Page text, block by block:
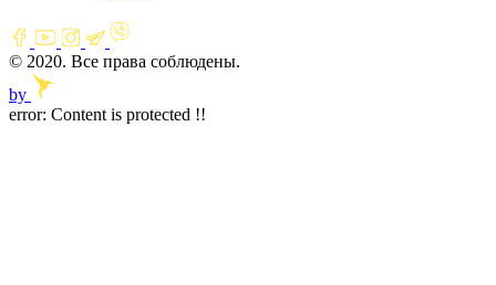
© 2020. Все права соблюдены.
by
error: Content is protected !!